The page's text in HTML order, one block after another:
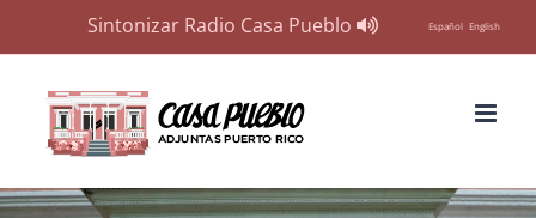
Sintonizar Radio Casa Pueblo Español English
content